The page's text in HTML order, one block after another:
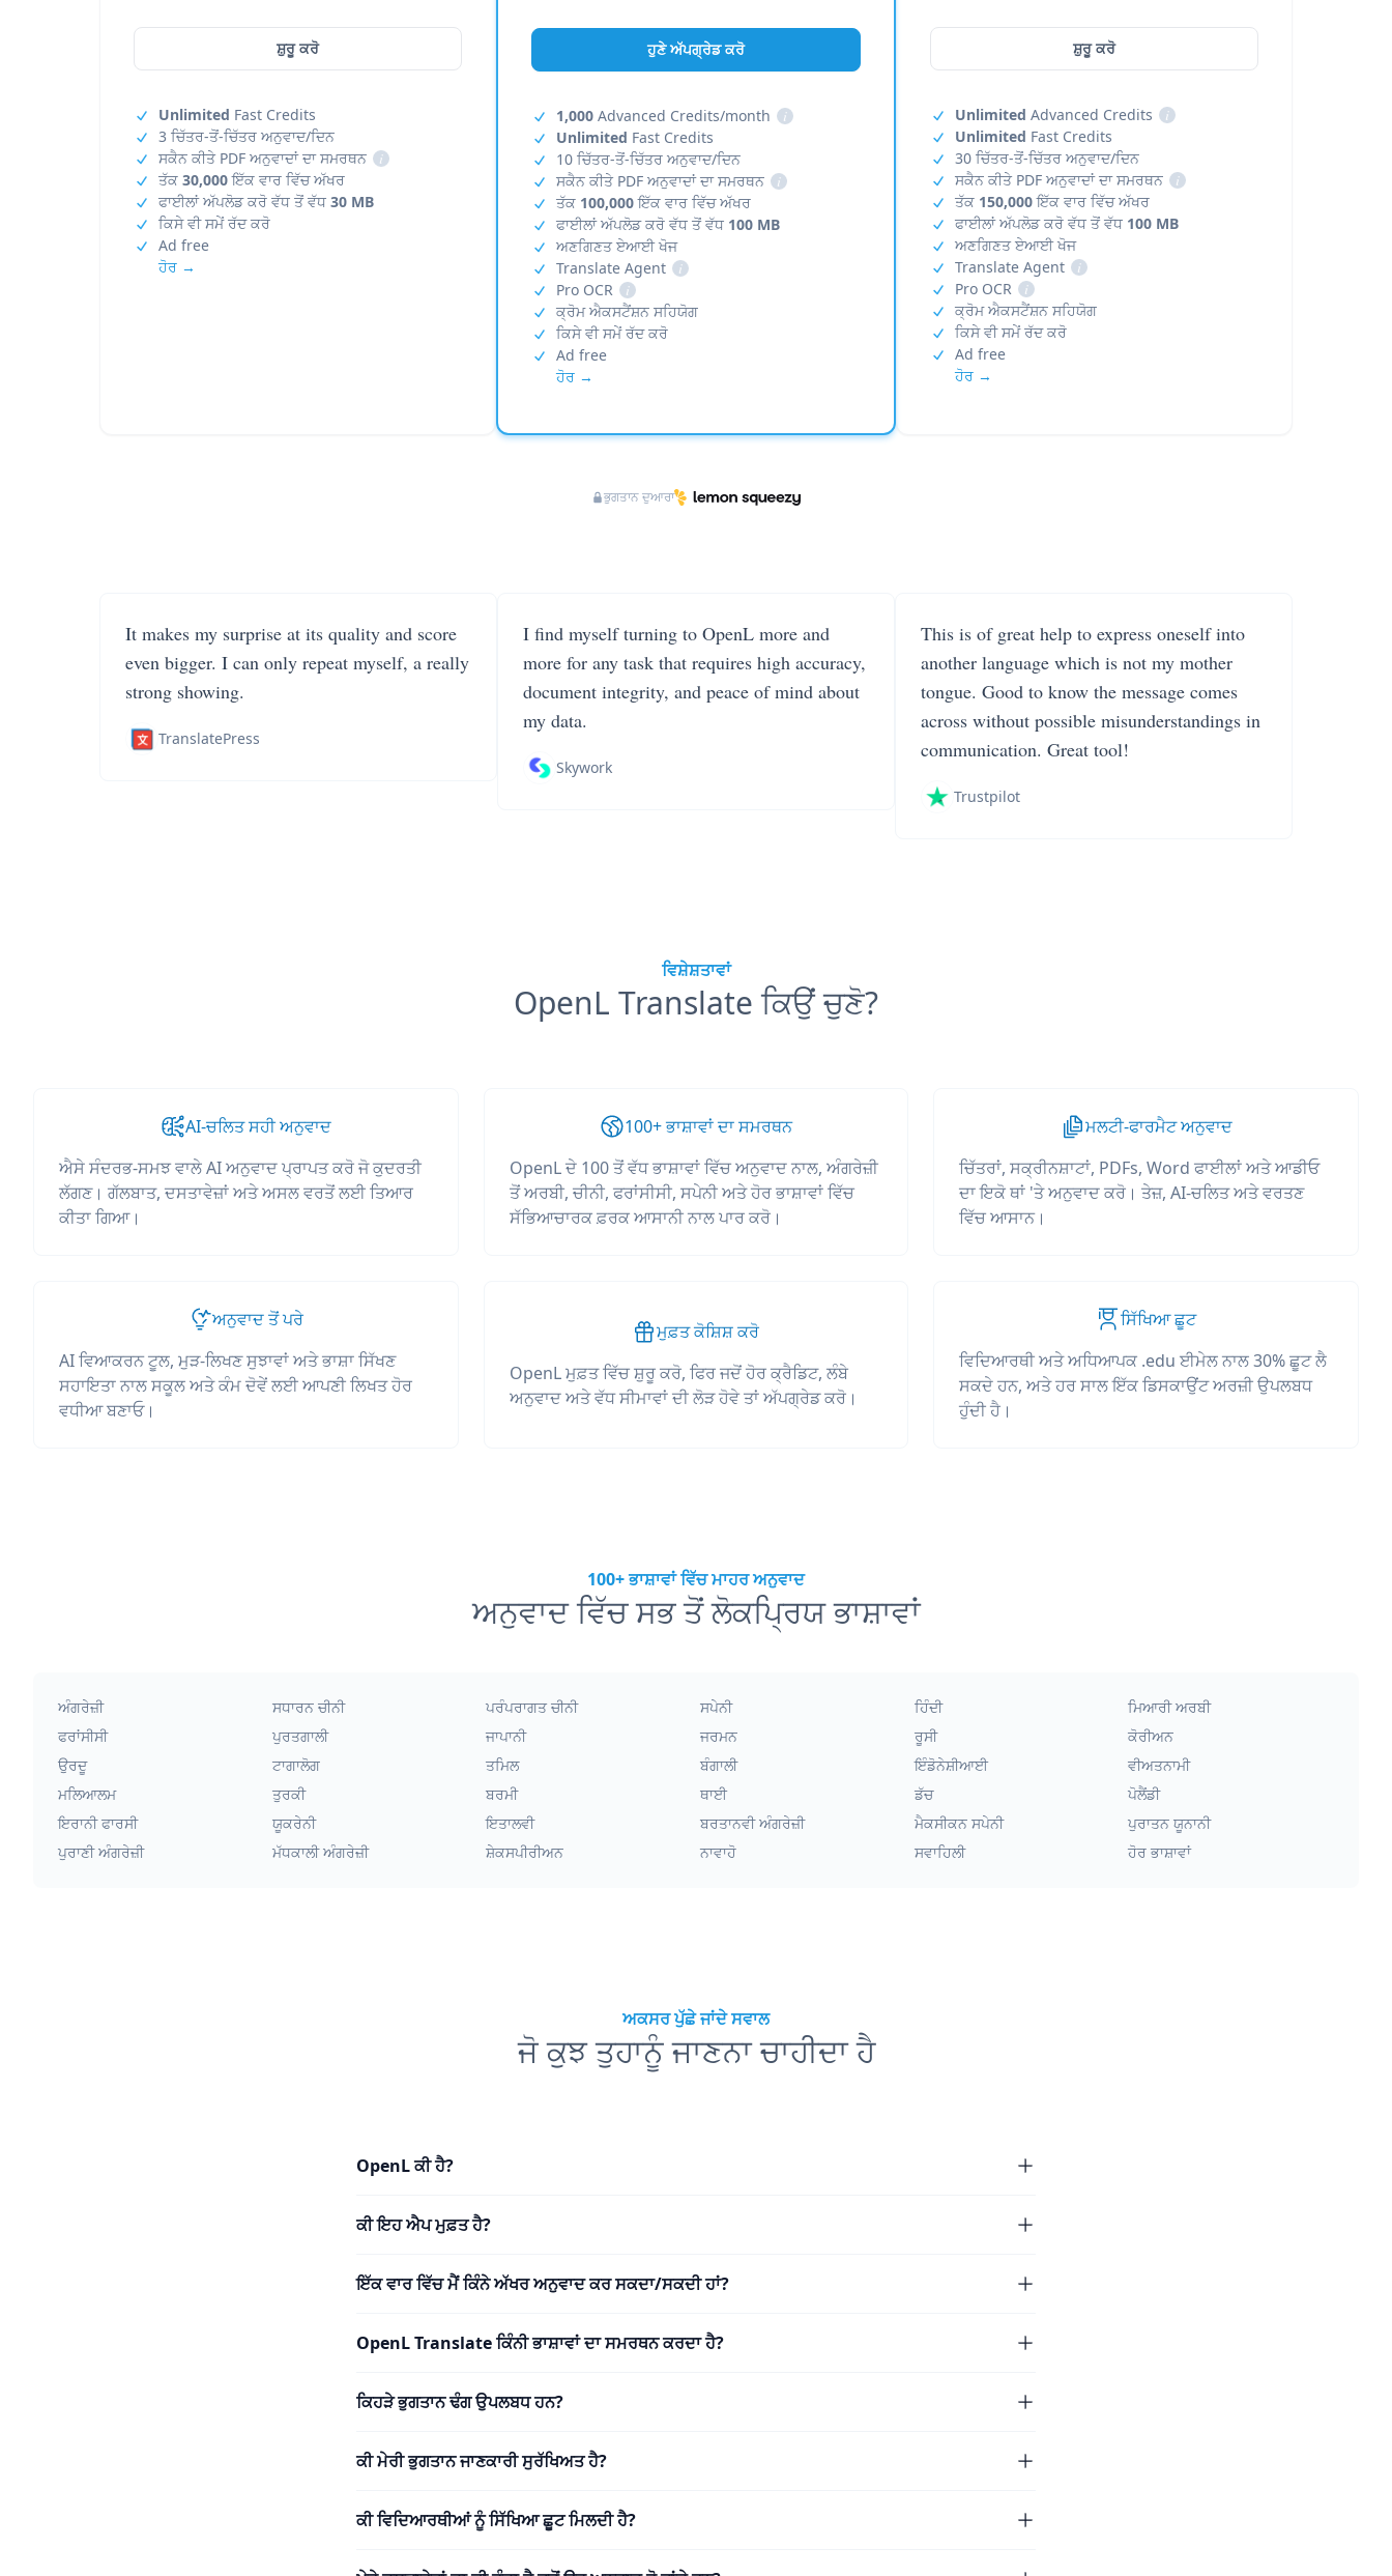
ਸ਼ੁਰੂ ਕਰੋ
Unlimited Fast Credits
3 ਚਿੱਤਰ-ਤੋਂ-ਚਿੱਤਰ ਅਨੁਵਾਦ/ਦਿਨ
ਸਕੈਨ ਕੀਤੇ PDF ਅਨੁਵਾਦਾਂ ਦਾ ਸਮਰਥਨ
i
ਤੱਕ 30,000ਇੱਕ ਵਾਰ ਵਿੱਚ ਅੱਖਰ
ਫਾਈਲਾਂ ਅੱਪਲੋਡ ਕਰੋ ਵੱਧ ਤੋਂ ਵੱਧ 30 MB
ਕਿਸੇ ਵੀ ਸਮੇਂ ਰੱਦ ਕਰੋ
Ad free
ਹੋਰ →
ਹੁਣੇ ਅੱਪਗ੍ਰੇਡ ਕਰੋ
1,000 Advanced Credits/month
i
Unlimited Fast Credits
10 ਚਿੱਤਰ-ਤੋਂ-ਚਿੱਤਰ ਅਨੁਵਾਦ/ਦਿਨ
ਸਕੈਨ ਕੀਤੇ PDF ਅਨੁਵਾਦਾਂ ਦਾ ਸਮਰਥਨ
i
ਤੱਕ 100,000ਇੱਕ ਵਾਰ ਵਿੱਚ ਅੱਖਰ
ਫਾਈਲਾਂ ਅੱਪਲੋਡ ਕਰੋ ਵੱਧ ਤੋਂ ਵੱਧ 100 MB
ਅਣਗਿਣਤ ਏਆਈ ਖੋਜ
Translate Agent
i
Pro OCR
i
ਕ੍ਰੋਮ ਐਕਸਟੈਂਸ਼ਨ ਸਹਿਯੋਗ
ਕਿਸੇ ਵੀ ਸਮੇਂ ਰੱਦ ਕਰੋ
Ad free
ਹੋਰ →
ਸ਼ੁਰੂ ਕਰੋ
Unlimited Advanced Credits
i
Unlimited Fast Credits
30 ਚਿੱਤਰ-ਤੋਂ-ਚਿੱਤਰ ਅਨੁਵਾਦ/ਦਿਨ
ਸਕੈਨ ਕੀਤੇ PDF ਅਨੁਵਾਦਾਂ ਦਾ ਸਮਰਥਨ
i
ਤੱਕ 150,000ਇੱਕ ਵਾਰ ਵਿੱਚ ਅੱਖਰ
ਫਾਈਲਾਂ ਅੱਪਲੋਡ ਕਰੋ ਵੱਧ ਤੋਂ ਵੱਧ 100 MB
ਅਣਗਿਣਤ ਏਆਈ ਖੋਜ
Translate Agent
i
Pro OCR
i
ਕ੍ਰੋਮ ਐਕਸਟੈਂਸ਼ਨ ਸਹਿਯੋਗ
ਕਿਸੇ ਵੀ ਸਮੇਂ ਰੱਦ ਕਰੋ
Ad free
ਹੋਰ →
ਭੁਗਤਾਨ ਦੁਆਰਾ
It makes my surprise at its quality and score
even bigger. I can only repeat myself, a really
strong showing.
TranslatePress
I find myself turning to OpenL more and
more for any task that requires high accuracy,
document integrity, and peace of mind about
my data.
Skywork
This is of great help to express oneself into
another language which is not my mother
tongue. Good to know the message comes
across without possible misunderstandings in
communication. Great tool!
Trustpilot
ਵਿਸ਼ੇਸ਼ਤਾਵਾਂ
OpenL Translate ਕਿਉਂ ਚੁਣੋ?
AI-ਚਲਿਤ ਸਹੀ ਅਨੁਵਾਦ
ਐਸੇ ਸੰਦਰਭ-ਸਮਝ ਵਾਲੇ AI ਅਨੁਵਾਦ ਪ੍ਰਾਪਤ ਕਰੋ ਜੋ ਕੁਦਰਤੀ
ਲੱਗਣ। ਗੱਲਬਾਤ, ਦਸਤਾਵੇਜ਼ਾਂ ਅਤੇ ਅਸਲ ਵਰਤੋਂ ਲਈ ਤਿਆਰ
ਕੀਤਾ ਗਿਆ।
100+ ਭਾਸ਼ਾਵਾਂ ਦਾ ਸਮਰਥਨ
OpenL ਦੇ 100 ਤੋਂ ਵੱਧ ਭਾਸ਼ਾਵਾਂ ਵਿੱਚ ਅਨੁਵਾਦ ਨਾਲ, ਅੰਗਰੇਜ਼ੀ
ਤੋਂ ਅਰਬੀ, ਚੀਨੀ, ਫਰਾਂਸੀਸੀ, ਸਪੇਨੀ ਅਤੇ ਹੋਰ ਭਾਸ਼ਾਵਾਂ ਵਿੱਚ
ਸੱਭਿਆਚਾਰਕ ਫ਼ਰਕ ਆਸਾਨੀ ਨਾਲ ਪਾਰ ਕਰੋ।
ਮਲਟੀ-ਫਾਰਮੈਟ ਅਨੁਵਾਦ
ਚਿੱਤਰਾਂ, ਸਕ੍ਰੀਨਸ਼ਾਟਾਂ, PDFs, Word ਫਾਈਲਾਂ ਅਤੇ ਆਡੀਓ
ਦਾ ਇਕੋ ਥਾਂ 'ਤੇ ਅਨੁਵਾਦ ਕਰੋ। ਤੇਜ਼, AI-ਚਲਿਤ ਅਤੇ ਵਰਤਣ
ਵਿੱਚ ਆਸਾਨ।
ਅਨੁਵਾਦ ਤੋਂ ਪਰੇ
AI ਵਿਆਕਰਨ ਟੂਲ, ਮੁੜ-ਲਿਖਣ ਸੁਝਾਵਾਂ ਅਤੇ ਭਾਸ਼ਾ ਸਿੱਖਣ
ਸਹਾਇਤਾ ਨਾਲ ਸਕੂਲ ਅਤੇ ਕੰਮ ਦੋਵੇਂ ਲਈ ਆਪਣੀ ਲਿਖਤ ਹੋਰ
ਵਧੀਆ ਬਣਾਓ।
ਮੁਫ਼ਤ ਕੋਸ਼ਿਸ਼ ਕਰੋ
OpenL ਮੁਫ਼ਤ ਵਿੱਚ ਸ਼ੁਰੂ ਕਰੋ, ਫਿਰ ਜਦੋਂ ਹੋਰ ਕ੍ਰੈਡਿਟ, ਲੰਬੇ
ਅਨੁਵਾਦ ਅਤੇ ਵੱਧ ਸੀਮਾਵਾਂ ਦੀ ਲੋੜ ਹੋਵੇ ਤਾਂ ਅੱਪਗ੍ਰੇਡ ਕਰੋ।
ਸਿੱਖਿਆ ਛੂਟ
ਵਿਦਿਆਰਥੀ ਅਤੇ ਅਧਿਆਪਕ .edu ਈਮੇਲ ਨਾਲ 30% ਛੂਟ ਲੈ
ਸਕਦੇ ਹਨ, ਅਤੇ ਹਰ ਸਾਲ ਇੱਕ ਡਿਸਕਾਉਂਟ ਅਰਜ਼ੀ ਉਪਲਬਧ
ਹੁੰਦੀ ਹੈ।
100+ ਭਾਸ਼ਾਵਾਂ ਵਿੱਚ ਮਾਹਰ ਅਨੁਵਾਦ
ਅਨੁਵਾਦ ਵਿੱਚ ਸਭ ਤੋਂ ਲੋਕਪ੍ਰਿਯ ਭਾਸ਼ਾਵਾਂ
ਅੰਗਰੇਜ਼ੀ ਸਧਾਰਨ ਚੀਨੀ ਪਰੰਪਰਾਗਤ ਚੀਨੀ ਸਪੇਨੀ ਹਿੰਦੀ
ਮਿਆਰੀ ਅਰਬੀ
ਫਰਾਂਸੀਸੀ
ਪੁਰਤਗਾਲੀ ਜਾਪਾਨੀ ਜਰਮਨ ਰੂਸੀ
ਕੋਰੀਅਨ
ਉਰਦੂ
ਟਾਗਾਲੋਗ ਤਮਿਲ ਬੰਗਾਲੀ ਇੰਡੋਨੇਸ਼ੀਆਈ
ਵੀਅਤਨਾਮੀ
ਮਲਿਆਲਮ
ਤੁਰਕੀ ਬਰਮੀ ਥਾਈ ਡੱਚ
ਪੋਲੈਂਡੀ
ਇਰਾਨੀ ਫਾਰਸੀ
ਯੂਕਰੇਨੀ ਇਤਾਲਵੀ ਬਰਤਾਨਵੀ ਅੰਗਰੇਜ਼ੀ ਮੈਕਸੀਕਨ ਸਪੇਨੀ
ਪੁਰਾਤਨ ਯੂਨਾਨੀ
ਪੁਰਾਣੀ ਅੰਗਰੇਜ਼ੀ
ਮੱਧਕਾਲੀ ਅੰਗਰੇਜ਼ੀ ਸ਼ੇਕਸਪੀਰੀਅਨ ਨਾਵਾਹੋ ਸਵਾਹਿਲੀ ਹੋਰ ਭਾਸ਼ਾਵਾਂ
ਅਕਸਰ ਪੁੱਛੇ ਜਾਂਦੇ ਸਵਾਲ
ਜੋ ਕੁਝ ਤੁਹਾਨੂੰ ਜਾਣਨਾ ਚਾਹੀਦਾ ਹੈ
OpenL ਕੀ ਹੈ?
ਕੀ ਇਹ ਐਪ ਮੁਫ਼ਤ ਹੈ?
ਇੱਕ ਵਾਰ ਵਿੱਚ ਮੈਂ ਕਿੰਨੇ ਅੱਖਰ ਅਨੁਵਾਦ ਕਰ ਸਕਦਾ/ਸਕਦੀ ਹਾਂ?
OpenL Translate ਕਿੰਨੀ ਭਾਸ਼ਾਵਾਂ ਦਾ ਸਮਰਥਨ ਕਰਦਾ ਹੈ?
ਕਿਹੜੇ ਭੁਗਤਾਨ ਢੰਗ ਉਪਲਬਧ ਹਨ?
ਕੀ ਮੇਰੀ ਭੁਗਤਾਨ ਜਾਣਕਾਰੀ ਸੁਰੱਖਿਅਤ ਹੈ?
ਕੀ ਵਿਦਿਆਰਥੀਆਂ ਨੂੰ ਸਿੱਖਿਆ ਛੂਟ ਮਿਲਦੀ ਹੈ?